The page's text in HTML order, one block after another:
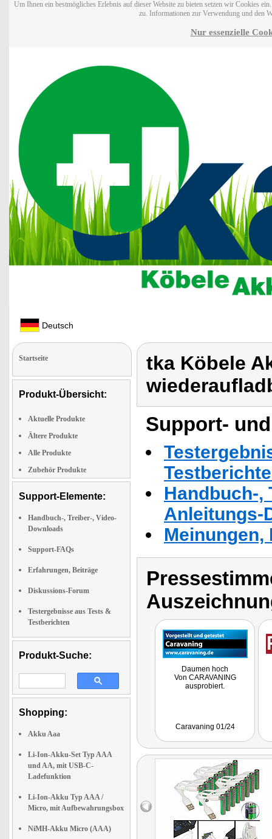
Um Ihnen ein bestmögliches Erlebnis auf dieser Website zu bieten setzen wir Cookies
zu. Informationen zur Verwendung und den
Nur essenzielle
Deutsch
Startseite
Produkt-Übersicht:
Aktuelle Produkte
Ältere Produkte
Alle Produkte
Zubehör Produkte
Support-Elemente:
Handbuch-, Treiber-, Video-
Downloads
Support-FAQs
Erfahrungen, Beiträge
Diskussions-Forum
Testergebnisse aus Tests &
Testberichten
Produkt-Suche:
Shopping:
Akku Aaa
Li-Ion-Akku-Set Typ AAA
und AA, mit USB-C-
Ladefunktion
Li-Ion-Akku Typ AAA /
Micro, mit Aufbewahrungsbox
NiMH-Akku Micro (AAA)
tka Köbele
Support-
Handbuch-,
Anleitungs-
Daumen hoch
Von CARAVANING
ausprobiert.
Caravaning 01/24